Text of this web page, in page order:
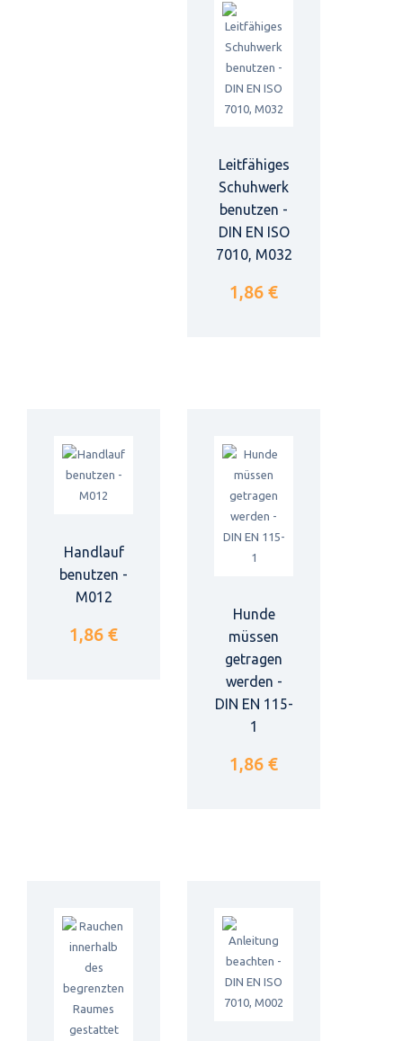
Leitfähiges
Schuhwerk
benutzen -
DIN EN ISO
7010, M032
1,86 €
Handlauf
benutzen -
M012
1,86 €
Hunde
müssen
getragen
werden -
DIN EN 115-
1
1,86 €